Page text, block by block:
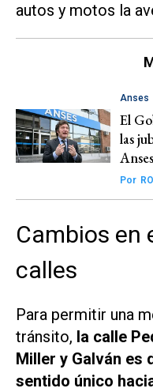
autos y motos la
Anses
El
las
Anses
Por
Cambios en
calles
Para permitir una
tránsito, la calle
Miller y Galván es
sentido único